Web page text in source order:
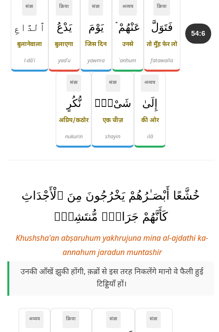
54:6
क्रिया
فَتَوَلَّ
तो मुँह फेर लो
fatawalla
अव्यय
عَنْهُمْ ۘ
उनसे
ʿanhum
संज्ञा
يَوْمَ
जिस दिन
yawma
क्रिया
يَدْعُ
बुलाएगा
yadʿu
संज्ञा
ٱلدَّاعِ
बुलानेवाला
l-dāʿi
अव्यय
إِلَىٰ
की ओर
ilā
संज्ञा
شَىْءٍۢ
एक चीज़
shayin
संज्ञा
نُّكُرٍ
अप्रिय/कठोर
nukurin
خُشَّعًا أَبْصَـٰرُهُمْ يَخْرُجُونَ مِنَ ٱلْأَجْدَاثِ
كَأَنَّهُمْ جَرَادٌۭ مُّنتَشِرٌۭ
Khushsha'an abṣaruhum yakhrujuna mina al-ajdathi ka-
annahum jaradun muntashir
उनकी आँखें झुकी होंगी, क़ब्रों से इस तरह निकलेंगे मानो वे फैली हुई
टिड्डियाँ हों।
संज्ञा
संज्ञा
क्रिया
अव्यय